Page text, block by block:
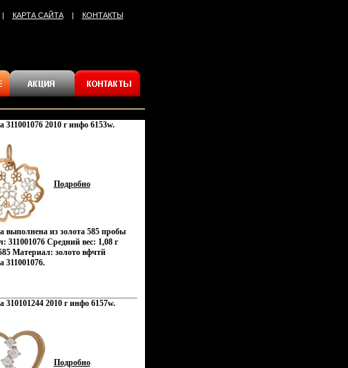
КАРТА САЙТА| КОНТАКТЫ
311001076 2010 г инфо 6153w.
Подробно
выполнена из золота 585 пробы
311001076 Средний вес: 1,08 г
Материал: золото вфчтй
311001076.
310101244 2010 г инфо 6157w.
Подробно